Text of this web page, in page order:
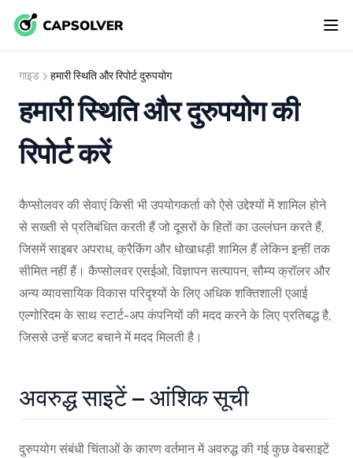
गाइड हमारी स्थिति और रिपोर्ट दुरुपयोग
हमारी स्थिति और दुरुपयोग की
रिपोर्ट करें
कैप्सोलवर की सेवाएं किसी भी उपयोगकर्ता को ऐसे उद्देश्यों में शामिल होने
से सख्ती से प्रतिबंधित करती हैं जो दूसरों के हितों का उल्लंघन करते हैं,
जिसमें साइबर अपराध, क्रैकिंग और धोखाधड़ी शामिल हैं लेकिन इन्हीं तक
सीमित नहीं हैं। कैप्सोलवर एसईओ, विज्ञापन सत्यापन, सौम्य क्रॉलर और
अन्य व्यावसायिक विकास परिदृश्यों के लिए अधिक शक्तिशाली एआई
एल्गोरिदम के साथ स्टार्ट-अप कंपनियों की मदद करने के लिए प्रतिबद्ध है,
जिससे उन्हें बजट बचाने में मदद मिलती है।
अवरुद्ध साइटें – आंशिक सूची
दुरुपयोग संबंधी चिंताओं के कारण वर्तमान में अवरुद्ध की गई कुछ वेबसाइटें